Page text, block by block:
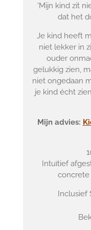
'Mijn kind zit
dat het
Je kind heeft
niet lekker in
ouder
gelukkig zien,
niet ongedaan
je kind écht
Mijn advies:
Intuïtief
concrete
Inclusief